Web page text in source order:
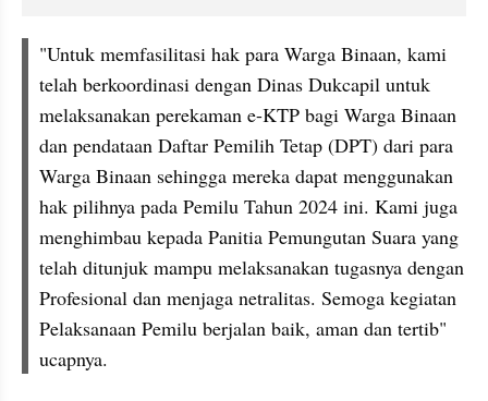
"Untuk memfasilitasi hak para Warga Binaan, kami
telah berkoordinasi dengan Dinas Dukcapil untuk
melaksanakan perekaman e-KTP bagi Warga Binaan
dan pendataan Daftar Pemilih Tetap (DPT) dari para
Warga Binaan sehingga mereka dapat menggunakan
hak pilihnya pada Pemilu Tahun 2024 ini. Kami juga
menghimbau kepada Panitia Pemungutan Suara yang
telah ditunjuk mampu melaksanakan tugasnya dengan
Profesional dan menjaga netralitas. Semoga kegiatan
Pelaksanaan Pemilu berjalan baik, aman dan tertib"
ucapnya.